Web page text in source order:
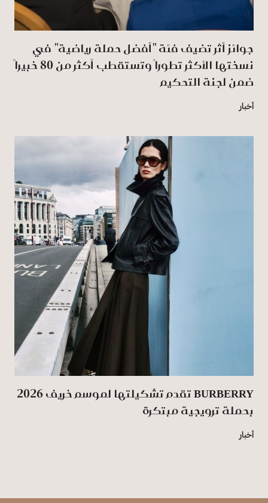
جوائز أثر تضيف فئة "أفضل حملة رياضية" في
نسختها الأكثر تطوراً وتستقطب أكثر من 80 خبيراً
ضمن لجنة التحكيم
أخبار
BURBERRY تقدم تشكيلتها لموسم خريف 2026
بحملة ترويجية مبتكرة
أخبار